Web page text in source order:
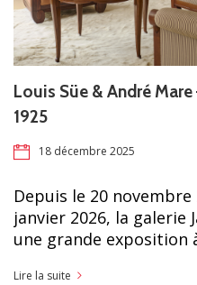
Louis Süe & André
1925
18 décembre 2025
Depuis le 20 novembre
janvier 2026, la galerie
une grande exposition
Lire la suite